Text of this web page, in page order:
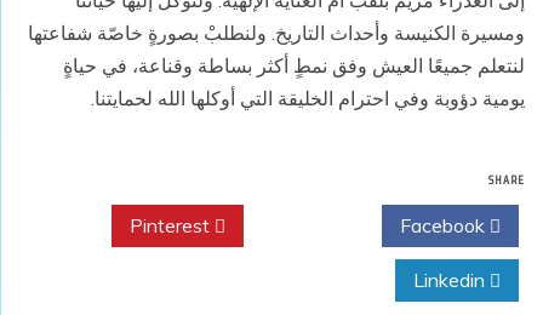
ومسيرة الكنيسة وأحداث التاريخ. ولنطلبْ بصورةٍ خاصّة شفاعتها
لنتعلم جميعًا العيش وفق نمطٍ أكثر بساطة وقناعة، في حياةٍ
يومية دؤوبة وفي احترام الخليقة التي أوكلها الله لحمايتنا.
SHARE